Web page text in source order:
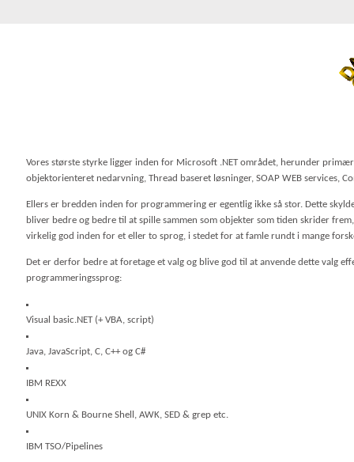
Vores største styrke ligger inden for Microsoft .NET området, herunder primært
objektorienteret nedarvning, Thread baseret løsninger, SOAP WEB services,
Ellers er bredden inden for programmering er egentlig ikke så stor. Dette
bliver bedre og bedre til at spille sammen som objekter som tiden skrider
virkelig god inden for et eller to sprog, i stedet for at famle rundt i mange
Det er derfor bedre at foretage et valg og blive god til at anvende dette valg
programmeringssprog:
Visual basic.NET (+ VBA, script)
Java, JavaScript, C, C++ og C#
IBM REXX
UNIX Korn & Bourne Shell, AWK, SED & grep etc.
IBM TSO/Pipelines